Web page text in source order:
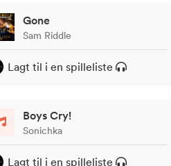
Gone
Sam Riddle
Lagt til i en spilleliste
Boys Cry!
Sonichka
Lagt til i en spilleliste